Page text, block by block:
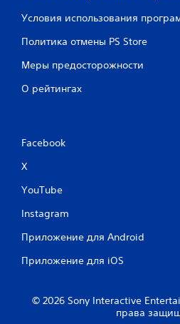
Условия использования
Политика отмены PS Store
Меры предосторожности
О рейтингах
Facebook
X
YouTube
Instagram
Приложение для Android
Приложение для iOS
© 2026 Sony Interactive
права